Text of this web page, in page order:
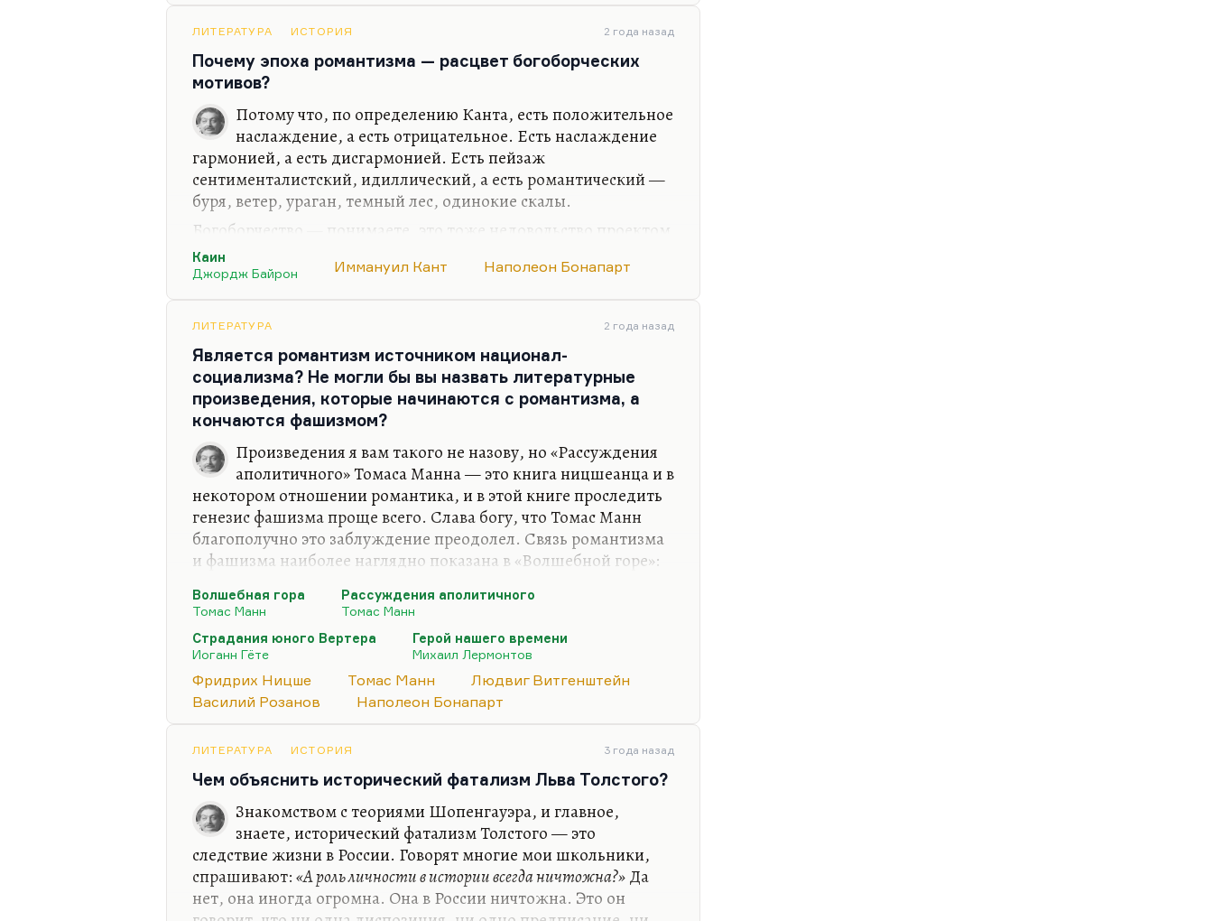
Наполеон, по версии Мережковского, стал раздражать бога.
Бородинского сражения (и здесь Толстой совершенно прав),
Наполеон 1812 года ничем не хуже Наполеона 1805 года. Ни с
позиции ни хуже, да и умение влиять на дух войск ничуть не…
ЛИТЕРАТУРА ИСТОРИЯ 2 года назад
Почему эпоха романтизма — расцвет богоборческих
мотивов?
Потому что, по определению Канта, есть положительное
наслаждение, а есть отрицательное. Есть наслаждение
гармонией, а есть дисгармонией. Есть пейзаж
сентименталистский, идиллический, а есть романтический —
буря, ветер, ураган, темный лес, одинокие скалы.
Богоборчество — понимаете, это тоже недовольство проектом
«Человек». Человек недоволен своей участью. Ему кажется, что
в нем, так сказать, не соблюден баланс огня и глины, говоря
Человек, если ему дать свободу, как было во время Великой
французской революции, использует ее для грабежей,
массовых казней и террора. Возникает Наполеон — такой
сверхчеловек, который…
Каин
Джордж Байрон
Иммануил Кант Наполеон Бонапарт
ЛИТЕРАТУРА 2 года назад
Является романтизм источником национал-
социализма? Не могли бы вы назвать литературные
произведения, которые начинаются с романтизма, а
кончаются фашизмом?
Произведения я вам такого не назову, но «Рассуждения
аполитичного» Томаса Манна — это книга ницшеанца и в
некотором отношении романтика, и в этой книге проследить
генезис фашизма проще всего. Слава богу, что Томас Манн
благополучно это заблуждение преодолел. Связь романтизма
и фашизма наиболее наглядно показана в «Волшебной горе»:
взгляды. Наверное, у Шпенглера можно найти очень многие
Противопоставление культуры и цивилизации, безусловно,
романтическое по своей природе. То колено, тот сустав, где
романтизм соединяется с фашизмом, проще всего обнаружить
у Ницше, потому что… Я прекрасно…
Волшебная гора
Томас Манн
Рассуждения аполитичного
Томас Манн
Страдания юного Вертера
Иоганн Гёте
Герой нашего времени
Михаил Лермонтов
Фридрих Ницше Томас Манн
Людвиг Витгенштейн
Василий Розанов
Наполеон Бонапарт
ЛИТЕРАТУРА ИСТОРИЯ 3 года назад
Чем объяснить исторический фатализм Льва Толстого?
Знакомством с теориями Шопенгауэра, и главное,
знаете, исторический фатализм Толстого — это
следствие жизни в России. Говорят многие мои школьники,
спрашивают:«А роль личности в истории всегда ничтожна?»Да
нет, она иногда огромна. Она в России ничтожна. Это он